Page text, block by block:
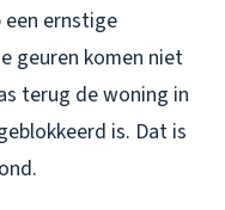
een ernstige
geuren komen niet
terug de woning in
is. Dat is